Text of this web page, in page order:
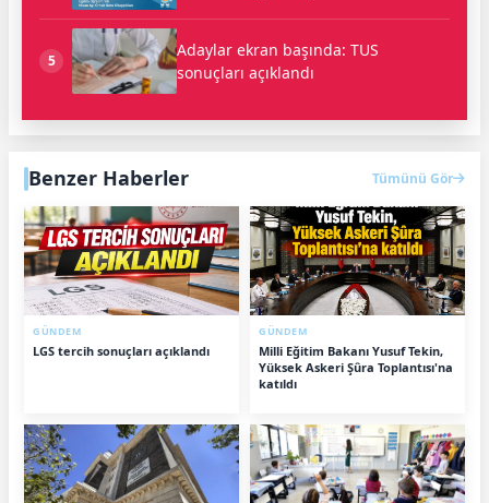
5
Adaylar ekran başında: TUS
sonuçları açıklandı
Benzer Haberler Tümünü Gör
GÜNDEM
LGS tercih sonuçları açıklandı
GÜNDEM
Milli Eğitim Bakanı Yusuf Tekin,
Yüksek Askeri Şûra Toplantısı'na
katıldı